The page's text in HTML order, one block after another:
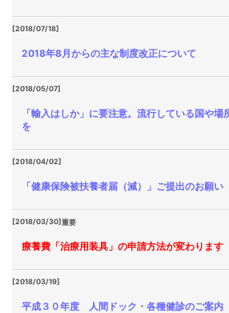
[2018/07/18]
2018年8月からの主な制度改正について
[2018/05/07]
「輸入はしか」に要注意。流行している国や
を
[2018/04/02]
「健康保険被扶養者届（減）」ご提出のお願い
[2018/03/30]重要
療養費「治療用装具」の申請方法が変わります
[2018/03/19]
平成３０年度 人間ドック・各種健診のご案内